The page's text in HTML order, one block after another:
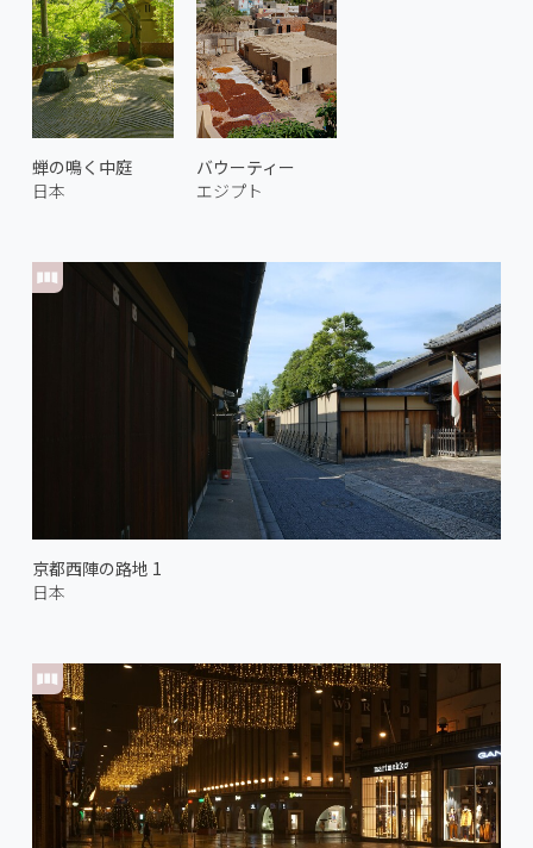
蝉の鳴く中庭
日本
バウーティー
エジプト
京都西陣の路地 1
日本